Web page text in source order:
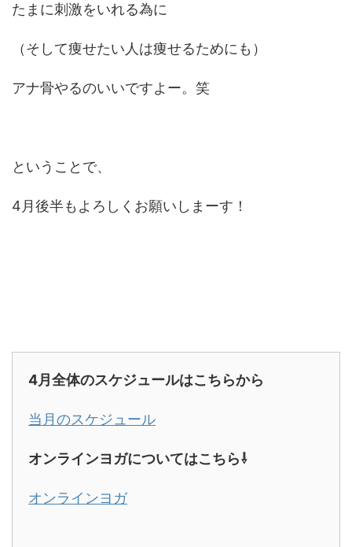
たまに刺激をいれる為に
（そして痩せたい人は痩せるためにも）
アナ骨やるのいいですよー。笑
ということで、
4月後半もよろしくお願いしまーす！
4月全体のスケジュールはこちらから
当月のスケジュール
オンラインヨガについてはこちら⇩
オンラインヨガ